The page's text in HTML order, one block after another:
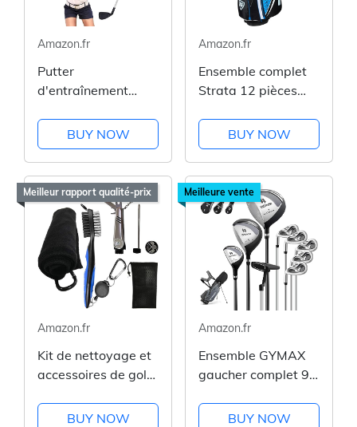
Amazon.fr
Putter
d'entraînement
homme et enfant
BUY NOW
Amazon.fr
Ensemble complet
Strata 12 pièces
BUY NOW
Meilleur rapport qualité-prix
Amazon.fr
Kit de nettoyage et
accessoires de golf
BUY NOW
Meilleure vente
Amazon.fr
Ensemble GYMAX
gaucher complet 9
BUY NOW